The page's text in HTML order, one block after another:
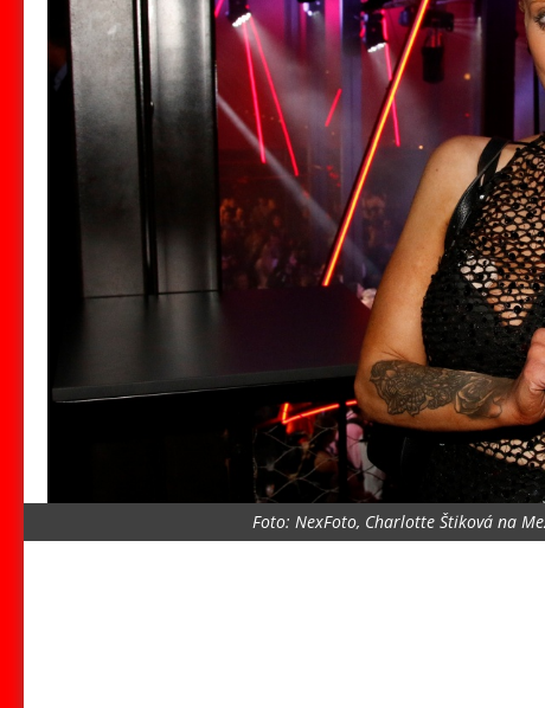
Foto: NexFoto, Charlotte Štiková na